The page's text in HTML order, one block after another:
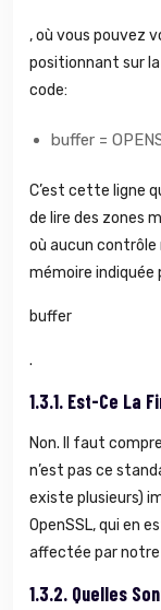
, où vous pouvez
positionnant sur
code:
buffer =
C’est cette ligne
de lire des zones
où aucun contrôle
mémoire indiquée
buffer
.
1.3.1. Est-Ce La
Non. Il faut
n’est pas ce
existe plusieurs)
OpenSSL, qui en
affectée par
1.3.2. Quelles